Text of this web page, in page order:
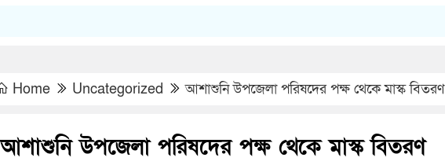
Home Uncategorized আশাশুনি উপজেলা পরিষদের পক্ষ থেকে মাস্ক বিতরণ
আশাশুনি উপজেলা পরিষদের পক্ষ থেকে মাস্ক বিতরণ